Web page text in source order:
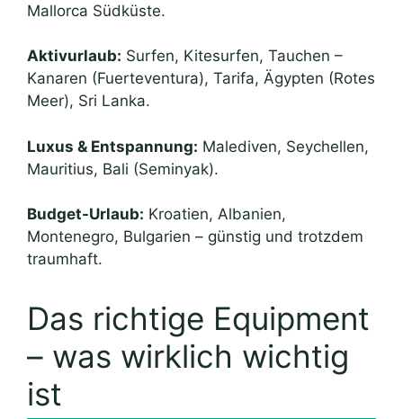
Mallorca Südküste.
Aktivurlaub: Surfen, Kitesurfen, Tauchen –
Kanaren (Fuerteventura), Tarifa, Ägypten (Rotes
Meer), Sri Lanka.
Luxus & Entspannung: Malediven, Seychellen,
Mauritius, Bali (Seminyak).
Budget-Urlaub: Kroatien, Albanien,
Montenegro, Bulgarien – günstig und trotzdem
traumhaft.
Das richtige Equipment
– was wirklich wichtig
ist